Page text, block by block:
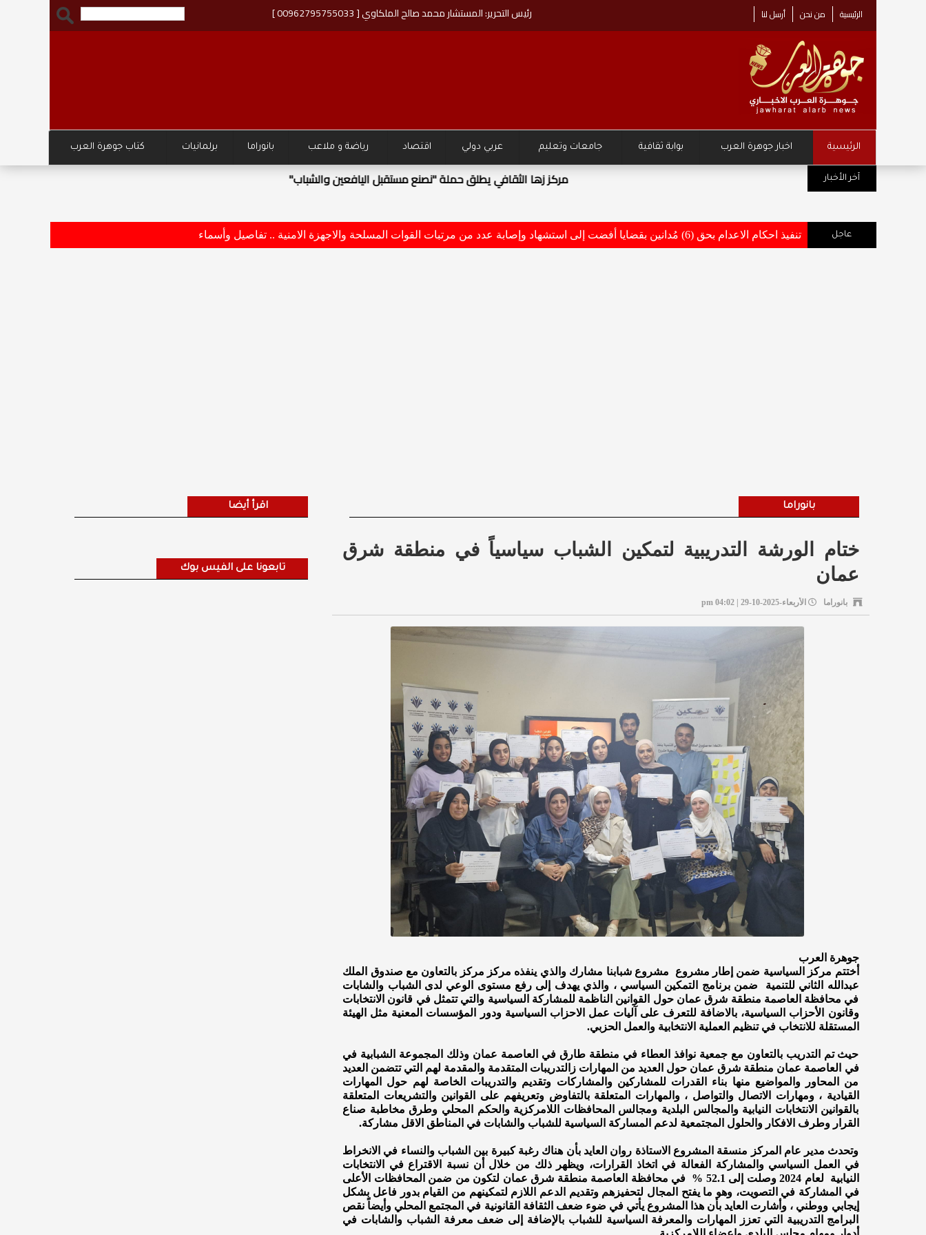
الرئيسية من نحن أرسل لنا رئيس التحرير: المستشار محمد صالح الملكاوي [ 00962795755033 ]
الرئيسية اخبار جوهرة العرب بوابة ثقافية جامعات وتعليم عربي دولي اقتصاد رياضة و ملاعب بانوراما برلمانيات كتاب جوهرة العرب
آخر الأخبار مركز زها الثقافي يطلق حملة "نصنع مستقبل اليافعين والشباب"
عاجل تنفيذ احكام الاعدام بحق (6) مُدانين بقضايا أفضت إلى استشهاد وإصابة عدد من مرتبات القوات المسلحة والاجهزة الامنية .. تفاصيل وأسماء
بانوراما
ختام الورشة التدريبية لتمكين الشباب سياسياً في منطقة شرق
عمان
بانوراما الأربعاء-2025-10-29 | 04:02 pm
جوهرة العرب
أختتم مركز السياسية ضمن إطار مشروع مشروع شبابنا مشارك والذي ينفذه مركز مركز بالتعاون مع صندوق الملك
عبدالله الثاني للتنمية ضمن برنامج التمكين السياسي ، والذي يهدف إلى رفع مستوى الوعي لدى الشباب والشابات
في محافظة العاصمة منطقة شرق عمان حول القوانين الناظمة للمشاركة السياسية والتي تتمثل في قانون الانتخابات
وقانون الأحزاب السياسية، بالاضافة للتعرف على آليات عمل الاحزاب السياسية ودور المؤسسات المعنية مثل الهيئة
المستقلة للانتخاب في تنظيم العملية الانتخابية والعمل الحزبي.
حيث تم التدريب بالتعاون مع جمعية نوافذ العطاء في منطقة طارق في العاصمة عمان وذلك المجموعة الشبابية في
في العاصمة عمان منطقة شرق عمان حول العديد من المهارات زالتدريبات المتقدمة والمقدمة لهم التي تتضمن العديد
من المحاور والمواضيع منها بناء القدرات للمشاركين والمشاركات وتقديم والتدريبات الخاصة لهم حول المهارات
القيادية ، ومهارات الاتصال والتواصل ، والمهارات المتعلقة بالتفاوض وتعريفهم على القوانين والتشريعات المتعلقة
بالقوانين الانتخابات النيابية والمجالس البلدية ومجالس المحافظات اللامركزية والحكم المحلي وطرق مخاطبة صناع
القرار وطرف الافكار والحلول المجتمعية لدعم المساركة السياسية للشباب والشابات في المناطق الاقل مشاركة.
وتحدث مدير عام المركز منسقة المشروع الاستاذة روان العايد بأن هناك رغبة كبيرة بين الشباب والنساء في الانخراط
في العمل السياسي والمشاركة الفعالة في اتخاذ القرارات، ويظهر ذلك من خلال أن نسبة الاقتراع في الانتخابات
النيابية لعام 2024 وصلت إلى 52.1 % في محافظة العاصمة منطقة شرق عمان لتكون من ضمن المحافظات الأعلى
في المشاركة في التصويت، وهو ما يفتح المجال لتحفيزهم وتقديم الدعم اللازم لتمكينهم من القيام بدور فاعل بشكل
إيجابي ووطني ، وأشارت العايد بأن هذا المشروع يأتي في ضوء ضعف الثقافة القانونية في المجتمع المحلي وأيضاً نقص
البرامج التدريبية التي تعزز المهارات والمعرفة السياسية للشباب بالإضافة إلى ضعف معرفة الشباب والشابات في
اقرأ أيضا
تابعونا على الفيس بوك